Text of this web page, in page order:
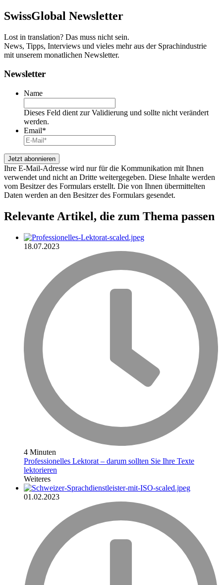
SwissGlobal Newsletter
Lost in translation? Das muss nicht sein.
News, Tipps, Interviews und vieles mehr aus der Sprachindustrie
mit unserem monatlichen Newsletter.
Newsletter
Name
Dieses Feld dient zur Validierung und sollte nicht verändert
werden.
Email*
Ihre E-Mail-Adresse wird nur für die Kommunikation mit Ihnen
verwendet und nicht an Dritte weitergegeben. Diese Inhalte werden
vom Besitzer des Formulars erstellt. Die von Ihnen übermittelten
Daten werden an den Besitzer des Formulars gesendet.
Relevante Artikel, die zum Thema passen
18.07.2023
4 Minuten
Professionelles Lektorat – darum sollten Sie Ihre Texte
lektorieren
Weiteres
01.02.2023